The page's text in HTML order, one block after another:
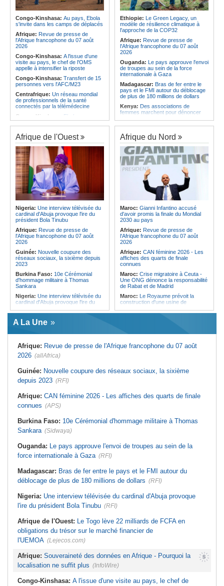
Afrique:L'Angola possède l'un des
régimes juridiques les plus complets
du continent
Afrique:AfroBasket U18 (F) - Le
Sénégal craque au 3e quart-temps
et s'incline face à la Tunisie (44-43)
Angola:La nouvelle loi renforce la
protection des institutions contre les
cyberattaques, selon Mário Oliveira
Angola:Le pays criminalise la
diffusion de fausses informations
sur Internet
Congo-Kinshasa: Au pays, Ebola
s'invite dans les camps de déplacés
Afrique: Revue de presse de
l'Afrique francophone du 07 août
2026
Congo-Kinshasa: A l'issue d'une
visite au pays, le chef de l'OMS
appelle à intensifier la riposte
Congo-Kinshasa: Transfert de 15
personnes vers l'AFC/M23
Centrafrique: Un réseau mondial
de professionnels de la santé
connectés par la télémédecine
Congo-Kinshasa: Ebola au pays -
Africa CDC mise sur les
communautés
Afrique Centrale:L'explosion de la
demande de viande de brousse
extermine la faune sauvage
Congo-Kinshasa:Après l'accord
avec une branche des FDLR, les
zones d'ombre persistent
Centrafrique: Un gendarme détenu
par le groupe armé AAKG retrouve
la liberté
Rome et Kigali discutent
d'une possible externalisation au
pays des procédures d'asile à
destination de l'Italie
Ethiopie: Le Green Legacy, un
modèle de résilience climatique à
l'approche de la COP32
Afrique: Revue de presse de
l'Afrique francophone du 07 août
2026
Ouganda: Le pays approuve l'envoi
de troupes au sein de la force
internationale à Gaza
Madagascar: Bras de fer entre le
pays et le FMI autour du déblocage
de plus de 180 millions de dollars
Kenya: Des associations de
femmes marchent pour dénoncer
Afrique:La CEA renforce les
capacités des parlementaires de
l'Afrique de l'Est
Congo-Kinshasa:
Après l'accord
avec une branche des FDLR, les
zones d'ombre persistent
Sud-Soudan:
Le pays à la croisée
des chemins, alerte l'ONU
Rwanda:Rome et Kigali discutent
d'une possible externalisation au
pays des procédures d'asile à
destination de l'Italie
Somalie:Le camp de Galkayo
frappé par une violente attaque des
Forces du Puntland
Afrique de l'Ouest
Nigeria: Une interview télévisée du
cardinal d'Abuja provoque l'ire du
président Bola Tinubu
Afrique: Revue de presse de
l'Afrique francophone du 07 août
2026
Guinée: Nouvelle coupure des
réseaux sociaux, la sixième depuis
2023
Burkina Faso: 10e Cérémonial
d'hommage militaire à Thomas
Sankara
Nigeria: Une interview télévisée du
cardinal d'Abuja provoque l'ire du
Afrique de l'Ouest:
22 milliards de FCFA en obligations
l'UEMOA
Cote d'Ivoire:Le retour du tambour
parleur «Djidji Ayôkwé» prend une
dimension politique
Guinée:
Le président dissipe les
doutes concernant son état de
santé dans un message publié sur X
l'assurance pour tous - Le pacte de
- Les retards du calendrier
alimentent les soupçons d'un report
Afrique du Nord
Maroc: Gianni Infantino accusé
d'avoir promis la finale du Mondial
2030 au pays
Afrique: Revue de presse de
l'Afrique francophone du 07 août
2026
Afrique: CAN féminine 2026 - Les
affiches des quarts de finale
connues
Maroc: Crise migratoire à Ceuta -
Une ONG dénonce la responsabilité
de Rabat et de Madrid
Maroc: Le Royaume prévoit la
construction d'une usine de
déchets à Casablanca
agents de sécurité, selon des
associations
Maroc:Au-délà du communiqué -
de Sebta
Tunisie: Basket - Eliminatoires
A La Une
Afrique: Revue de presse de l'Afrique francophone du 07 août
2026 (allAfrica)
Guinée: Nouvelle coupure des réseaux sociaux, la sixième
depuis 2023 (RFI)
Afrique: CAN féminine 2026 - Les affiches des quarts de finale
connues (APS)
Burkina Faso: 10e Cérémonial d'hommage militaire à Thomas
Sankara (Sidwaya)
Ouganda: Le pays approuve l'envoi de troupes au sein de la
force internationale à Gaza (RFI)
Madagascar: Bras de fer entre le pays et le FMI autour du
déblocage de plus de 180 millions de dollars (RFI)
Nigeria: Une interview télévisée du cardinal d'Abuja provoque
l'ire du président Bola Tinubu (RFI)
Afrique de l'Ouest: Le Togo lève 22 milliards de FCFA en
obligations du trésor sur le marché financier de
l'UEMOA (Lejecos.com)
Afrique: Souveraineté des données en Afrique - Pourquoi la
localisation ne suffit plus (InfoWire)
Congo-Kinshasa: A l'issue d'une visite au pays, le chef de